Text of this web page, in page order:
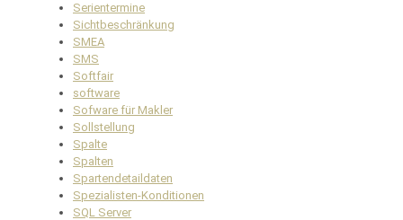
Serientermine
Sichtbeschränkung
SMEA
SMS
Softfair
software
Sofware für Makler
Sollstellung
Spalte
Spalten
Spartendetaildaten
Spezialisten-Konditionen
SQL Server